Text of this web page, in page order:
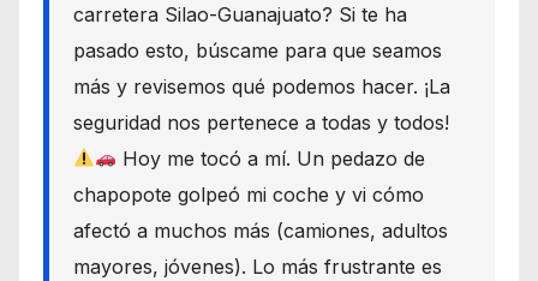
carretera Silao-Guanajuato? Si te ha
pasado esto, búscame para que seamos
más y revisemos qué podemos hacer. ¡La
seguridad nos pertenece a todas y todos!
Hoy me tocó a mí. Un pedazo de
chapopote golpeó mi coche y vi cómo
afectó a muchos más (camiones, adultos
mayores, jóvenes). Lo más frustrante es